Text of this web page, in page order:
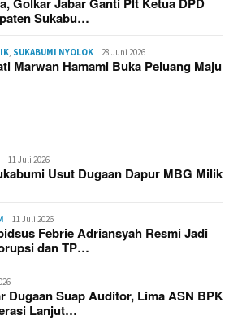
Sukabu…
SUKABUMI NYOLOK 28 Juni 2026
Marwan Hamami Buka Peluang Maju
11 Juli 2026
Usut Dugaan Dapur MBG Milik
11 Juli 2026
Febrie Adriansyah Resmi Jadi
dan TP…
Dugaan Suap Auditor, Lima ASN BPK
Lanjut…